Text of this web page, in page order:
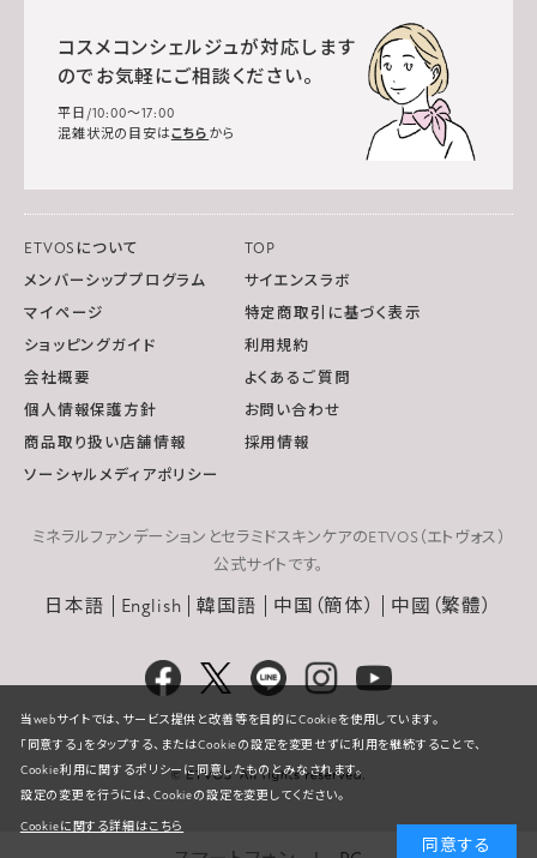
コスメコンシェルジュが対応します
のでお気軽にご相談ください。
平日/10:00～17:00
混雑状況の目安はこちら から
ETVOSについて
TOP
メンバーシッププログラム
サイエンスラボ
マイページ
特定商取引に基づく表示
ショッピングガイド
利用規約
会社概要
よくあるご質問
個人情報保護方針
お問い合わせ
商品取り扱い店舗情報
採用情報
ソーシャルメディアポリシー
ミネラルファンデーションとセラミドスキンケアのETVOS（エトヴォス）
公式サイトです。
日本語 English 韓国語 中国（簡体） 中國（繁體）
当webサイトでは、サービス提供と改善等を目的にCookieを使用しています。
「同意する」をタップする、またはCookieの設定を変更せずに利用を継続することで、
Cookie利用に関するポリシーに同意したものとみなされます。
設定の変更を行うには、Cookieの設定を変更してください。
Cookieに関する詳細はこちら
同意する